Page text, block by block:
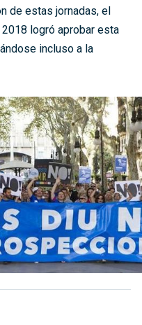
de estas jornadas, el
logró aprobar esta
incluso a la